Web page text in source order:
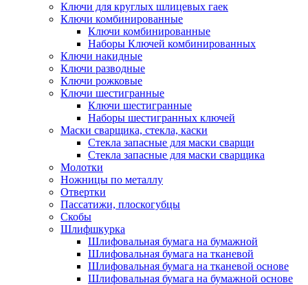
Ключи для круглых шлицевых гаек
Ключи комбинированные
Ключи комбинированные
Наборы Ключей комбинированных
Ключи накидные
Ключи разводные
Ключи рожковые
Ключи шестигранные
Ключи шестигранные
Наборы шестигранных ключей
Маски сварщика, стекла, каски
Стекла запасные для маски сварщи
Стекла запасные для маски сварщика
Молотки
Ножницы по металлу
Отвертки
Пассатижи, плоскогубцы
Скобы
Шлифшкурка
Шлифовальная бумага на бумажной
Шлифовальная бумага на тканевой
Шлифовальная бумага на тканевой основе
Шлифовальная бумага на бумажной основе